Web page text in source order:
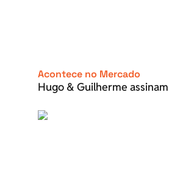
Acontece no Mercado
Hugo & Guilherme